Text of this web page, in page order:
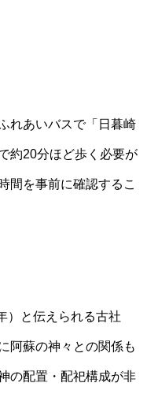
れあいバスで「日暮崎
約20分ほど歩く必要が
間を事前に確認するこ
）と伝えられる古社
阿蘇の神々との関係も
の配置・配祀構成が非